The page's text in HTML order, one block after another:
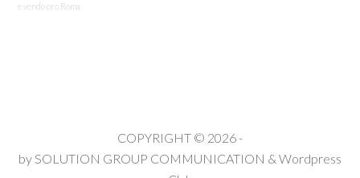
e vendo oro Roma
COPYRIGHT © 2026 -
bySOLUTION GROUP COMMUNICATION & Wordpress